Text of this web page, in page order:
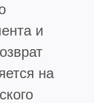
и
на